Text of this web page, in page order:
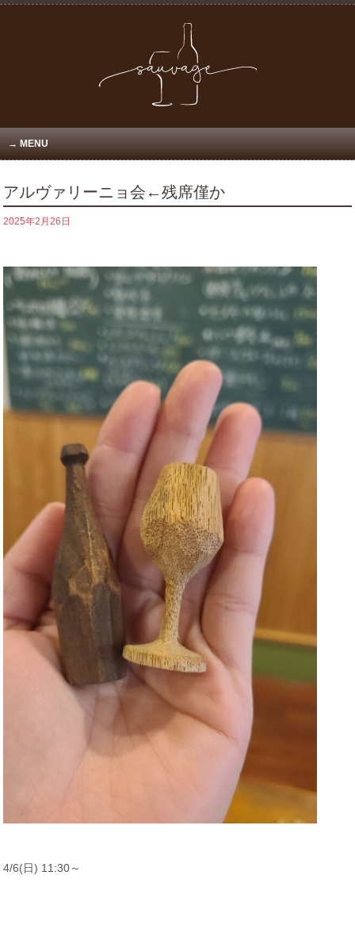
MENU
アルヴァリーニョ会←残席僅か
2025年2月26日
4/6(日) 11:30～